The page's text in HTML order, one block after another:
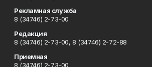
Рекламная служба
8 (34746) 2-73-00
Редакция
8 (34746) 2-73-00, 8 (34746) 2-72-88
Приемная
8 (34746) 2-73-00